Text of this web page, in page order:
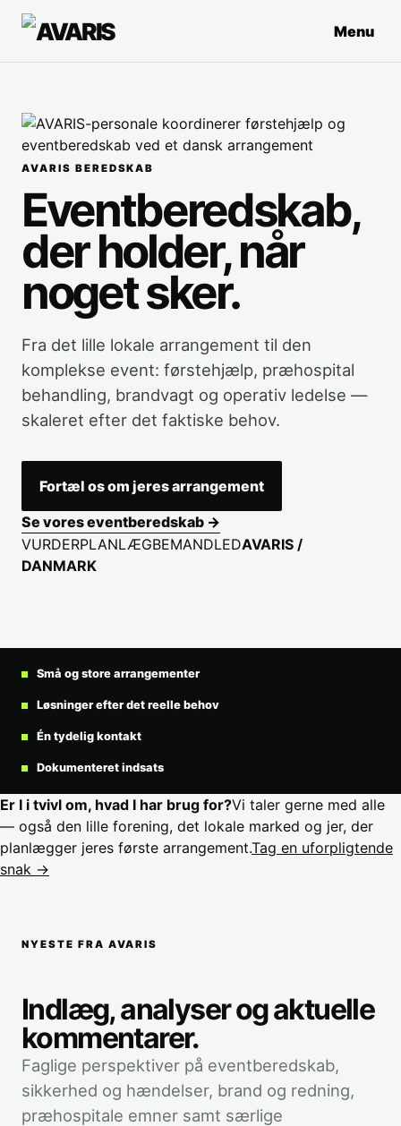
Menu
AVARIS BEREDSKAB
Eventberedskab,
der holder, når
noget sker.
Fra det lille lokale arrangement til den
komplekse event: førstehjælp, præhospital
behandling, brandvagt og operativ ledelse —
skaleret efter det faktiske behov.
Fortæl os om jeres arrangement
Se vores eventberedskab →
VURDERPLANLÆGBEMANDLEDAVARIS /
DANMARK
Små og store arrangementer
Løsninger efter det reelle behov
Én tydelig kontakt
Dokumenteret indsats
Er I i tvivl om, hvad I har brug for?Vi taler gerne med alle
— også den lille forening, det lokale marked og jer, der
planlægger jeres første arrangement.Tag en uforpligtende
snak →
NYESTE FRA AVARIS
Indlæg, analyser og aktuelle
kommentarer.
Faglige perspektiver på eventberedskab,
sikkerhed og hændelser, brand og redning,
præhospitale emner samt særlige